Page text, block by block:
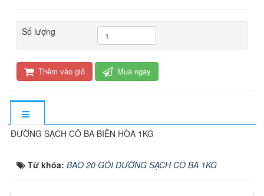
Số lượng
Thêm vào giỏ Mua ngay
ĐƯỜNG SẠCH CÔ BA BIÊN HÒA 1KG
Từ khóa: BAO 20 GÓI ĐƯỜNG SẠCH CÔ BA 1KG